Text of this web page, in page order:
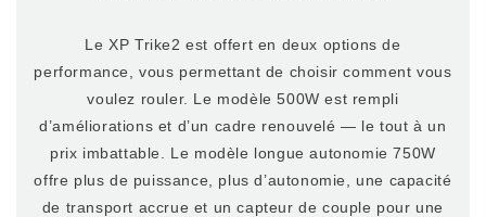
Le XP Trike2 est offert en deux options de
performance, vous permettant de choisir comment vous
voulez rouler. Le modèle 500W est rempli
d’améliorations et d’un cadre renouvelé — le tout à un
prix imbattable. Le modèle longue autonomie 750W
offre plus de puissance, plus d’autonomie, une capacité
de transport accrue et un capteur de couple pour une